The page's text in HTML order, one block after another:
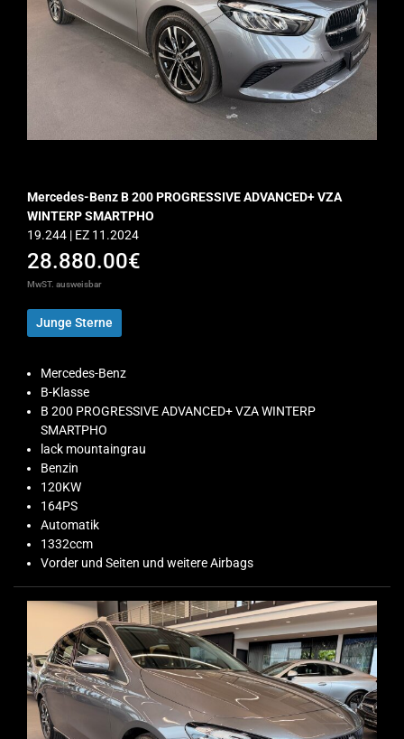
Mercedes-Benz B 200 PROGRESSIVE ADVANCED+ VZA
WINTERP SMARTPHO
19.244 | EZ 11.2024
28.880.00€
MwST. ausweisbar
Junge Sterne
Mercedes-Benz
B-Klasse
B 200 PROGRESSIVE ADVANCED+ VZA WINTERP
SMARTPHO
lack mountaingrau
Benzin
120KW
164PS
Automatik
1332ccm
Vorder und Seiten und weitere Airbags